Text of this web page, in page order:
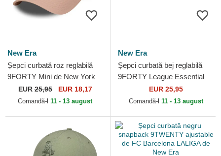
New Era
Șepci curbată roz reglabilă
9FORTY Mini de New York
Yankees MLB de New Era
EUR25,95 EUR 18,17
Comandă-l 11 - 13 august
New Era
Șepci curbată bej reglabilă
9FORTY League Essential
de Los Angeles Dodgers
MLB de New Era
EUR 25,95
Comandă-l 11 - 13 august